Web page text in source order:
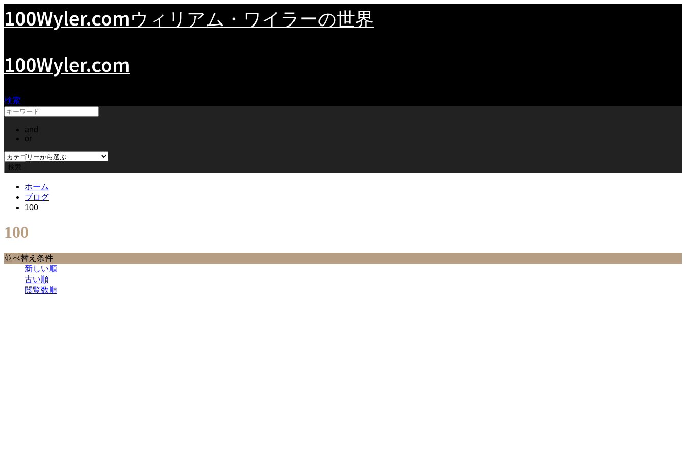
100Wyler.comウィリアム・ワイラーの世界
100Wyler.com
検索
and
or
ホーム
ブログ
100
100
並べ替え条件
新しい順
古い順
閲覧数順